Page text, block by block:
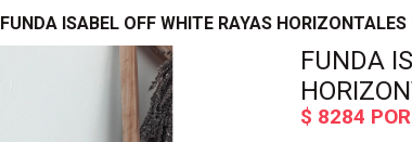
FUNDA ISABEL OFF WHITE RAYAS
FUNDA